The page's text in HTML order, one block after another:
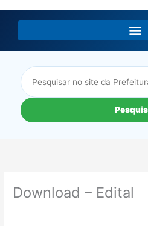
Download – Edital